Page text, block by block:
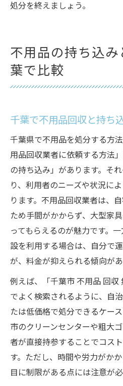
処分を終えましょう。
不用品の持ち込
葉で比較
千葉で不用品回収と持ち
千葉県で不用品を処分する方
用品回収業者に依頼する方法
の持ち込み」があります。そ
り、利用者のニーズや状況に
ります。不用品回収業者は、
ため手間がかからず、大型家
ってもらえるのが魅力です。
設を利用する場合は、自分で
が、料金が抑えられる傾向があ
例えば、「千葉市 不用品 回収
でよく検索されるように、自
たは低価格で処分できるケー
市のクリーンセンターや粗大
者が直接持参することでコス
す。ただし、時間や労力がか
目に制限がある点には注意が必